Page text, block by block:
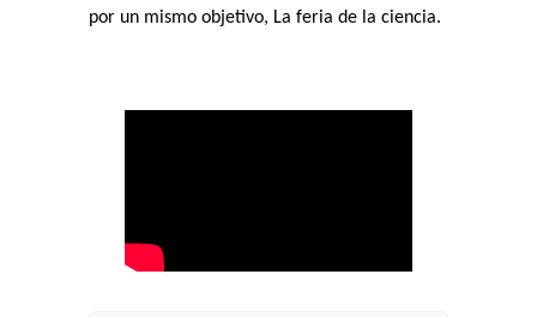
por un mismo objetivo, La feria de la ciencia.